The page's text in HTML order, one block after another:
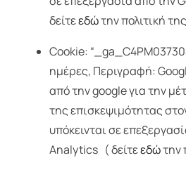
δείτεεδώτην πολιτική
Cookie:
ημέρες, Περιγραφή:
από την google για την
της επισκεψιμότητας
υπόκεινται σε
Analytics ( δείτεεδώτην